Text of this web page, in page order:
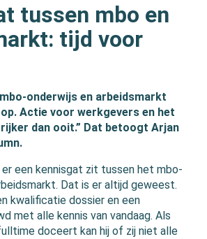
tussen mbo en
tijd voor
onderwijs en arbeidsmarkt
Actie voor werkgevers en het
dan ooit.” Dat betoogt Arjan
een kennisgat zit tussen het mbo-
Dat is er altijd geweest.
kwalificatie dossier en een
met alle kennis van vandaag. Als
doceert kan hij of zij niet alle